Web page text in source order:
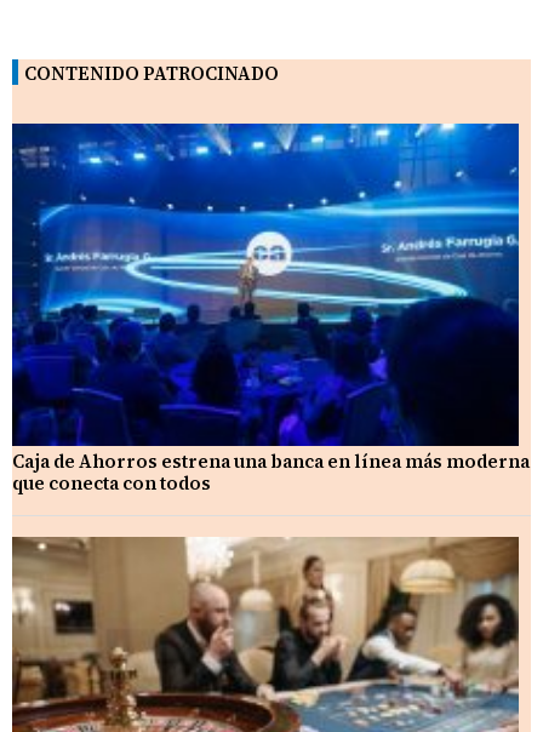
CONTENIDO PATROCINADO
Caja de Ahorros estrena una banca en línea más moderna
que conecta con todos